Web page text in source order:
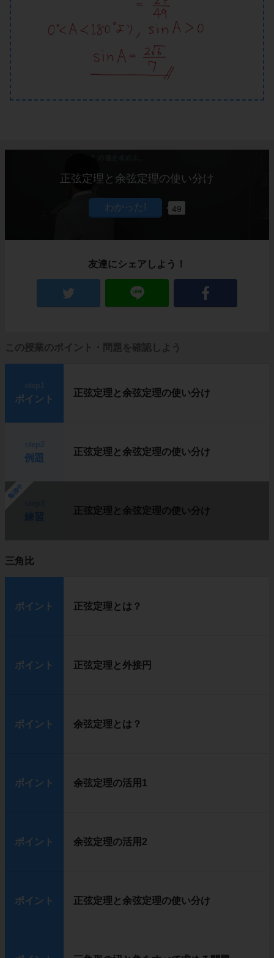
正弦定理と余弦定理の使い分け
49
友達にシェアしよう！
この授業のポイント・問題を確認しよう
ポイント
正弦定理と余弦定理の使い分け
例題
正弦定理と余弦定理の使い分け
勉強中
正弦定理と余弦定理の使い分け
三角比
ポイント 正弦定理とは？
ポイント 正弦定理と外接円
ポイント 余弦定理とは？
ポイント 余弦定理の活用1
ポイント 余弦定理の活用2
ポイント 正弦定理と余弦定理の使い分け